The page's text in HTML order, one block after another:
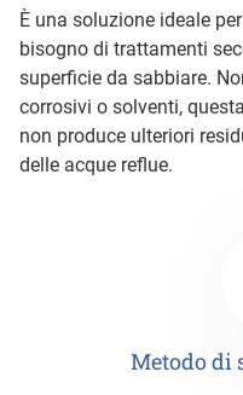
È una soluzione ideale
bisogno di trattamenti
superficie da sabbiare.
corrosivi o solventi,
non produce ulteriori
delle acque reflue.
Metodo di